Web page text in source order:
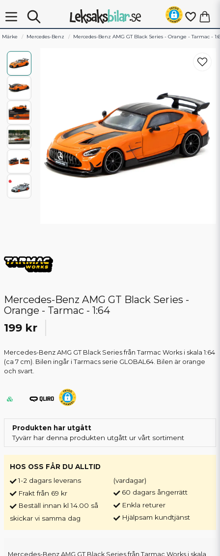
Märke Mercedes-Benz Mercedes-Benz AMG GT Black Series - Orange - Tarmac -
Mercedes-Benz AMG GT Black Series -
Orange - Tarmac - 1:64
199 kr
Mercedes-Benz AMG GT Black Series från Tarmac Works i skala 1:64
(ca 7 cm). Bilen ingår i Tarmacs serie GLOBAL64. Bilen är orange
och svart.
Produkten har utgått
Tyvärr har denna produkten utgått ur vårt sortiment
HOS OSS FÅR DU ALLTID
1-2 dagars leverans
Frakt från 69 kr
Beställ innan kl 14.00 så
skickar vi samma dag
(vardagar)
60 dagars ångerrätt
Enkla returer
Hjälpsam kundtjänst
Mercedes-Benz AMG GT Black Series från Tarmac Works i skala